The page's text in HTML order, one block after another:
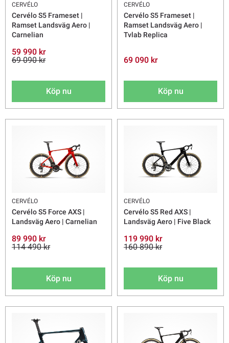
CERVÉLO
Cervélo S5 Frameset |
Ramset Landsväg Aero |
Carnelian
59 990 kr
69 090 kr
Köp nu
CERVÉLO
Cervélo S5 Frameset |
Ramset Landsväg Aero |
Tvlab Replica
69 090 kr
Köp nu
CERVÉLO
Cervélo S5 Force AXS |
Landsväg Aero | Carnelian
89 990 kr
114 490 kr
Köp nu
CERVÉLO
Cervélo S5 Red AXS |
Landsväg Aero | Five Black
119 990 kr
160 890 kr
Köp nu